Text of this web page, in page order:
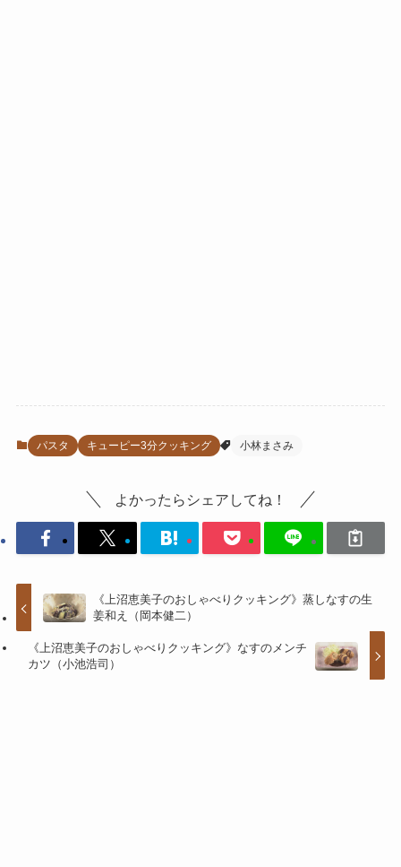
パスタ キューピー3分クッキング 小林まさみ
よかったらシェアしてね！
《上沼恵美子のおしゃべりクッキング》蒸しなすの生
姜和え（岡本健二）
《上沼恵美子のおしゃべりクッキング》なすのメンチ
カツ（小池浩司）